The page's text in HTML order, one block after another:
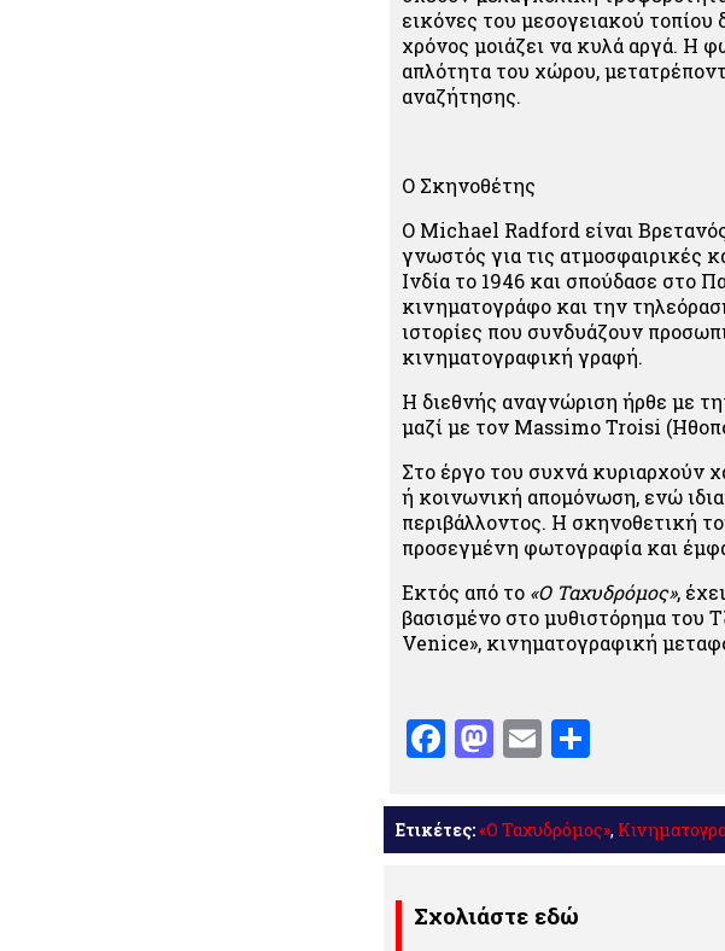
εικόνες του μεσογειακού τοπίου
χρόνος μοιάζει να κυλά αργά. Η
απλότητα του χώρου,
αναζήτησης.
Ο Σκηνοθέτης
Ο Michael Radford είναι
γνωστός για τις ατμοσφαιρικές
Ινδία το 1946 και σπούδασε στο
κινηματογράφο και την
ιστορίες που συνδυάζουν
κινηματογραφική γραφή.
Η διεθνής αναγνώριση ήρθε με
μαζί με τον Massimo Troisi
Στο έργο του συχνά κυριαρχούν
ή κοινωνική απομόνωση, ενώ
περιβάλλοντος. Η σκηνοθετική
προσεγμένη φωτογραφία και
Εκτός από το «Ο Ταχυδρόμος»,
βασισμένο στο μυθιστόρημα του
Venice», κινηματογραφική
Facebook
Mastodon
Email
Ετικέτες:«Ο Ταχυδρόμος»,
Σχολιάστε εδώ